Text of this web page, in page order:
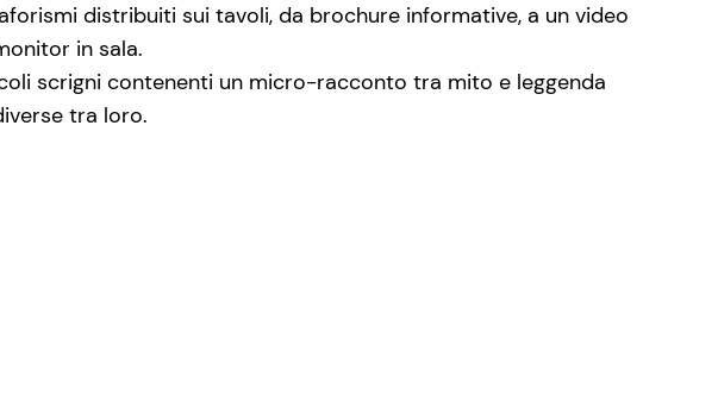
distribuiti sui tavoli, da brochure informative, a un video
in sala.
scrigni contenenti un micro-racconto tra mito e leggenda
tra loro.